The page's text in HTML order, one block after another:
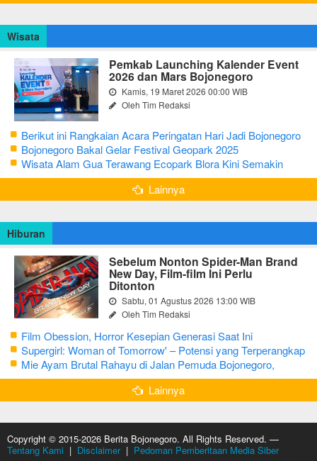
Wisata
Pemkab Launching Kalender Event
2026 dan Mars Bojonegoro
Kamis, 19 Maret 2026 00:00 WIB
Oleh Tim Redaksi
Berikut ini Rangkaian Acara Peringatan Hari Jadi Bojonegoro
Ke-348 Tahun 2025
Bojonegoro Bakal Gelar Festival Geopark 2025
Wisata Alam Gua Terawang Ecopark Blora Kini Semakin
Menarik
Lainnya
Hiburan
Sebelum Nonton Spider-Man Brand
New Day, Film-film Ini Perlu
Ditonton
Sabtu, 01 Agustus 2026 13:00 WIB
Oleh Tim Redaksi
Film Obession, Horror Kesepian Generasi Saat Ini
Supergirl: Woman of Tomorrow' – Potensi yang Terperangkap
dalam Narasi Generik
Mie Ayam Brutal Rahayu di Jalan Pemuda Bojonegoro,
Kuliner dengan Banyak Pilihan Menu
Lainnya
Copyright © 2015-2026 Berita Bojonegoro. All Rights Reserved. —
Tentang Kami | Disclaimer| Pedoman Pemberitaan Media Siber